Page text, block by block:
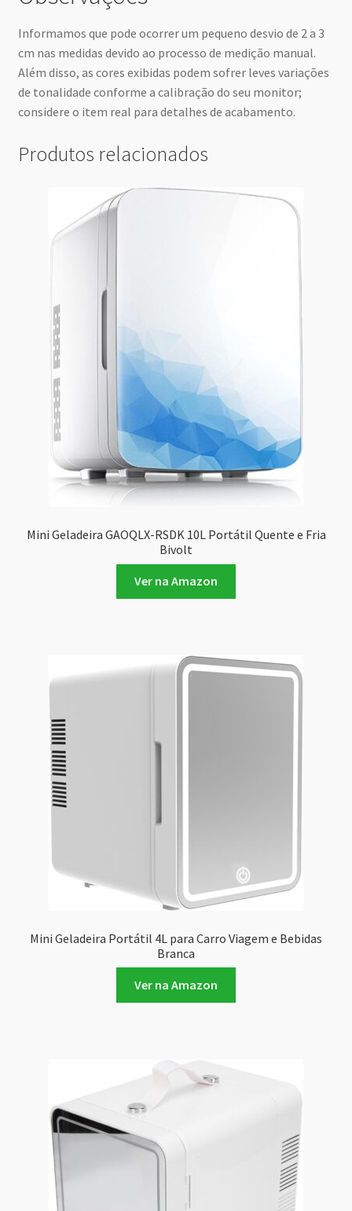
Informamos que pode ocorrer um pequeno desvio de 2 a 3
cm nas medidas devido ao processo de medição manual.
Além disso, as cores exibidas podem sofrer leves variações
de tonalidade conforme a calibração do seu monitor;
considere o item real para detalhes de acabamento.
Produtos relacionados
Mini Geladeira GAOQLX-RSDK 10L Portátil Quente e Fria
Bivolt
Ver na Amazon
Mini Geladeira Portátil 4L para Carro Viagem e Bebidas
Branca
Ver na Amazon